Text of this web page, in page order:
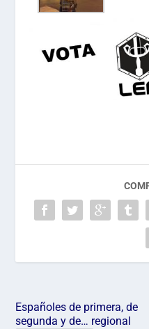
Españoles de primera, de
segunda y de… regional